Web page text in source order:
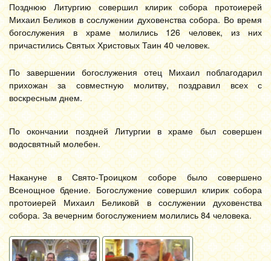
Позднюю Литургию совершил клирик собора протоиерей
Михаил Беликов в сослужении духовенства собора. Во время
богослужения в храме молились 126 человек, из них
причастились Святых Христовых Таин 40 человек.
По завершении богослужения отец Михаил поблагодарил
прихожан за совместную молитву, поздравил всех с
воскресным днем.
По окончании поздней Литургии в храме был совершен
водосвятный молебен.
Накануне в Свято-Троицком соборе было совершено
Всенощное бдение. Богослужение совершил клирик собора
протоиерей Михаил Беликовй в сослужении духовенства
собора. За вечерним богослужением молились 84 человека.